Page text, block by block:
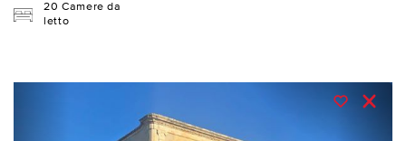
20 Camere da
letto